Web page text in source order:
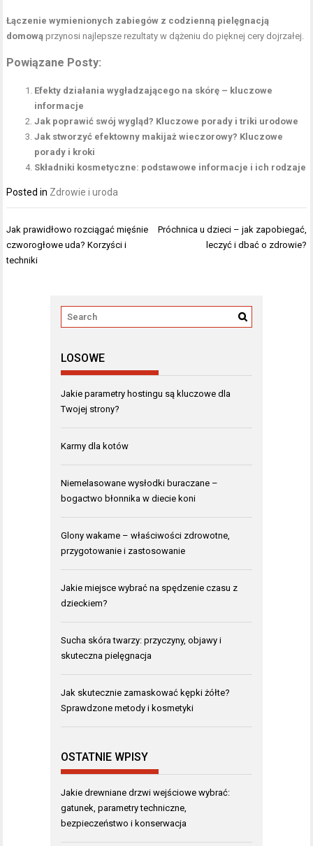
Łączenie wymienionych zabiegów z codzienną pielęgnacją
domową przynosi najlepsze rezultaty w dążeniu do pięknej cery dojrzałej.
Powiązane Posty:
Efekty działania wygładzającego na skórę – kluczowe
informacje
Jak poprawić swój wygląd? Kluczowe porady i triki urodowe
Jak stworzyć efektowny makijaż wieczorowy? Kluczowe
porady i kroki
Składniki kosmetyczne: podstawowe informacje i ich rodzaje
Posted in Zdrowie i uroda
Nawigacja
wpisu
Jak prawidłowo rozciągać mięśnie
czworogłowe uda? Korzyści i
techniki
Próchnica u dzieci – jak zapobiegać,
leczyć i dbać o zdrowie?
LOSOWE
Jakie parametry hostingu są kluczowe dla
Twojej strony?
Karmy dla kotów
Niemelasowane wysłodki buraczane –
bogactwo błonnika w diecie koni
Glony wakame – właściwości zdrowotne,
przygotowanie i zastosowanie
Jakie miejsce wybrać na spędzenie czasu z
dzieckiem?
Sucha skóra twarzy: przyczyny, objawy i
skuteczna pielęgnacja
Jak skutecznie zamaskować kępki żółte?
Sprawdzone metody i kosmetyki
OSTATNIE WPISY
Jakie drewniane drzwi wejściowe wybrać:
gatunek, parametry techniczne,
bezpieczeństwo i konserwacja